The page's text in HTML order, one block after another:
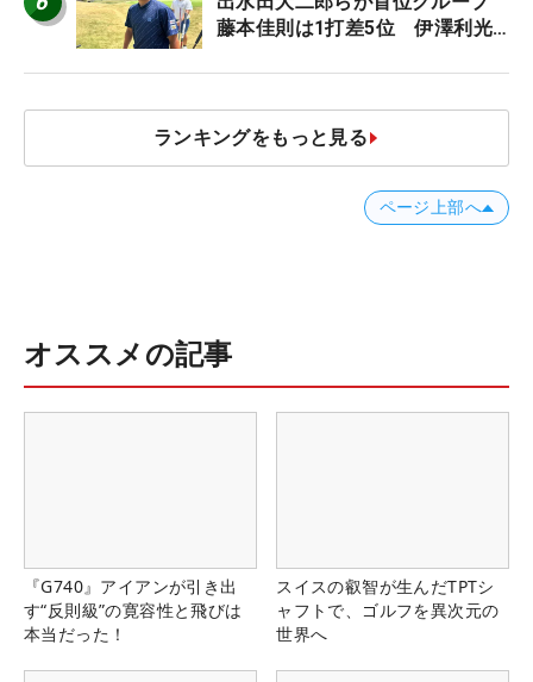
藤本佳則は1打差5位 伊澤利光
JOYX OPEN】
ランキングをもっと見る
ページ上部へ
オススメの記事
『G740』アイアンが引き出
す“反則級”の寛容性と飛びは
本当だった！
スイスの叡智が生んだTPTシ
ャフトで、ゴルフを異次元の
世界へ